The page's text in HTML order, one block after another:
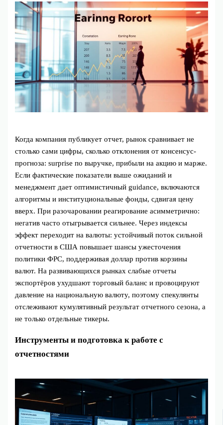
Когда компания публикует отчет, рынок сравнивает не
столько сами цифры, сколько отклонения от консенсус-
прогноза: surprise по выручке, прибыли на акцию и марже.
Если фактические показатели выше ожиданий и
менеджмент дает оптимистичный guidance, включаются
алгоритмы и институциональные фонды, сдвигая цену
вверх. При разочаровании реагирование асимметрично:
негатив часто отыгрывается сильнее. Через индексы
эффект переходит на валюты: устойчивый поток сильной
отчетности в США повышает шансы ужесточения
политики ФРС, поддерживая доллар против корзины
валют. На развивающихся рынках слабые отчеты
экспортёров ухудшают торговый баланс и провоцируют
давление на национальную валюту, поэтому спекулянты
отслеживают кумулятивный результат отчетного сезона, а
не только отдельные тикеры.
Инструменты и подготовка к работе с
отчетностями